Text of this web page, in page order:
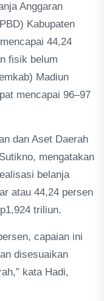
Anggaran
Kabupaten
44,24
fisik belum
Madiun
mencapai 96–97
dan Aset Daerah
mengatakan
belanja
atau 44,24 persen
triliun.
capaian ini
disesuaikan
kata Hadi,